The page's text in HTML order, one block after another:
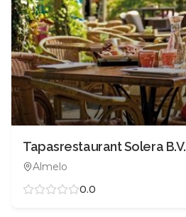
Tapasrestaurant Solera B.V.
Almelo
0.0